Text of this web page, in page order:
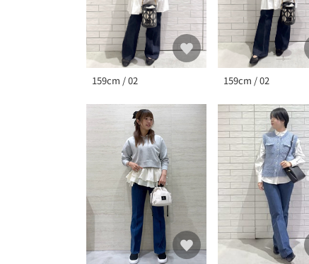
159cm / 02 159cm / 02